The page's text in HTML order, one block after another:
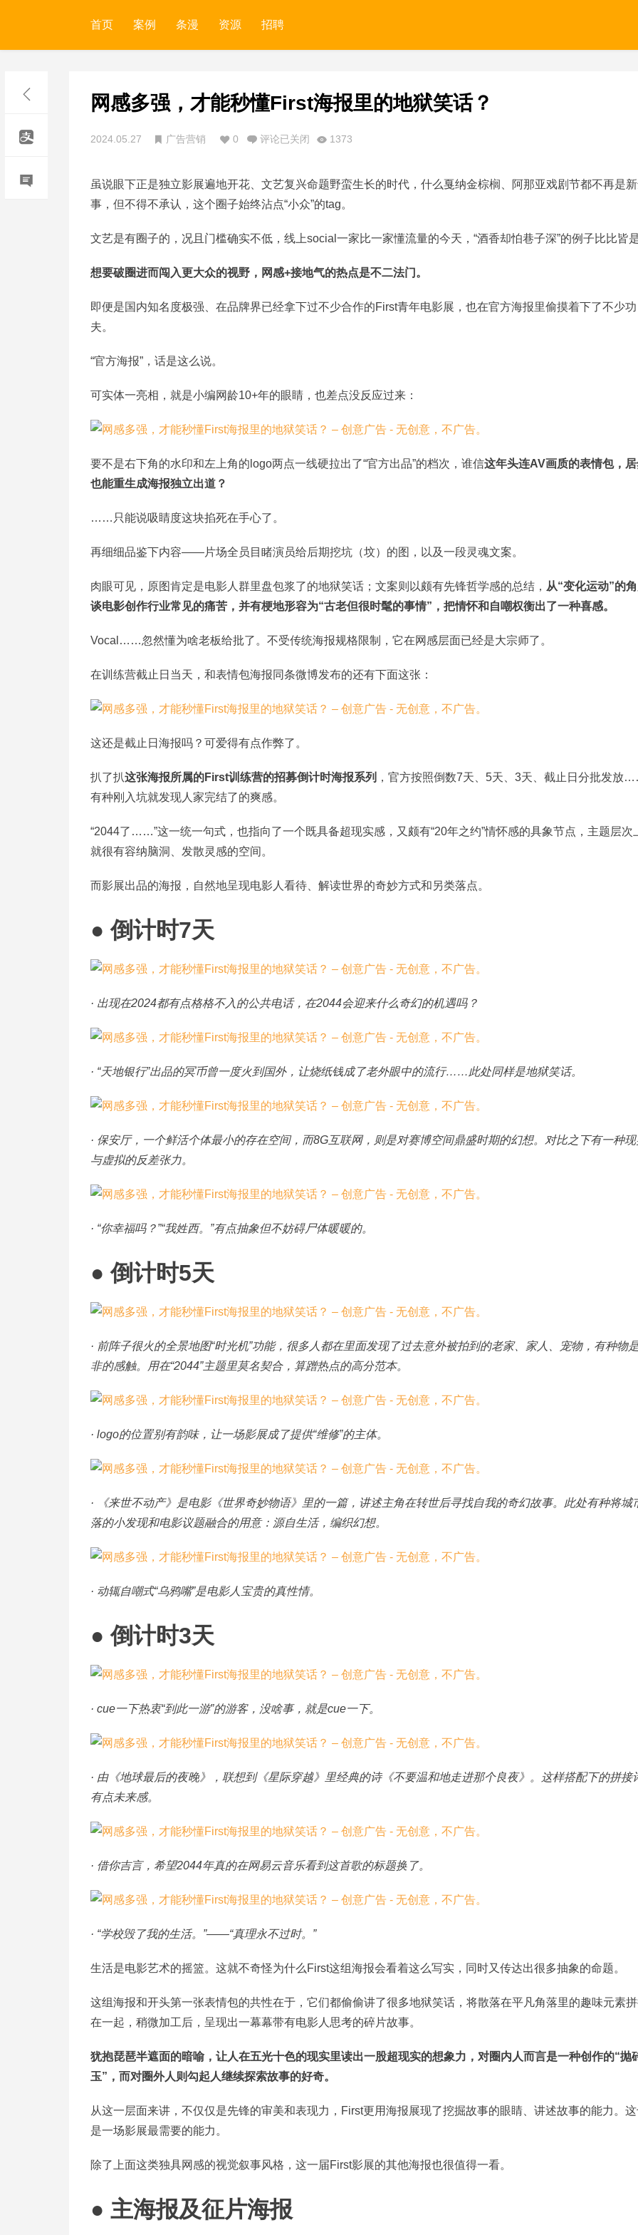
首页 案例 条漫 资源 招聘
网感多强，才能秒懂First海报里的地狱笑话？
2024.05.27 广告营销 0 评论已关闭 1373
虽说眼下正是独立影展遍地开花、文艺复兴命题野蛮生长的时代，什么戛纳金棕榈、阿那亚戏剧节都不再是
事，但不得不承认，这个圈子始终沾点“小众”的tag。
文艺是有圈子的，况且门槛确实不低，线上social一家比一家懂流量的今天，“酒香却怕巷子深”的例子比比皆
想要破圈进而闯入更大众的视野，网感+接地气的热点是不二法门。
即便是国内知名度极强、在品牌界已经拿下过不少合作的First青年电影展，也在官方海报里偷摸着下了不少功
夫。
“官方海报”，话是这么说。
可实体一亮相，就是小编网龄10+年的眼睛，也差点没反应过来：
要不是右下角的水印和左上角的logo两点一线硬拉出了“官方出品”的档次，谁信这年头连AV画质的表情包，
也能重生成海报独立出道？
……只能说吸睛度这块掐死在手心了。
再细细品鉴下内容——片场全员目睹演员给后期挖坑（坟）的图，以及一段灵魂文案。
肉眼可见，原图肯定是电影人群里盘包浆了的地狱笑话；文案则以颇有先锋哲学感的总结， 从“变化运动”的
谈电影创作行业常见的痛苦，并有梗地形容为“古老但很时髦的事情”，把情怀和自嘲权衡出了一种喜感。
Vocal……忽然懂为啥老板给批了。不受传统海报规格限制，它在网感层面已经是大宗师了。
在训练营截止日当天，和表情包海报同条微博发布的还有下面这张：
这还是截止日海报吗？可爱得有点作弊了。
扒了扒这张海报所属的First训练营的招募倒计时海报系列 ，官方按照倒数7天、5天、3天、截止日分批发放
有种刚入坑就发现人家完结了的爽感。
“2044了……”这一统一句式，也指向了一个既具备超现实感，又颇有“20年之约”情怀感的具象节点，主题层次
就很有容纳脑洞、发散灵感的空间。
而影展出品的海报，自然地呈现电影人看待、解读世界的奇妙方式和另类落点。
● 倒计时7天
· 出现在2024都有点格格不入的公共电话，在2044会迎来什么奇幻的机遇吗？
· “天地银行”出品的冥币曾一度火到国外，让烧纸钱成了老外眼中的流行……此处同样是地狱笑话。
· 保安厅，一个鲜活个体最小的存在空间，而8G互联网，则是对赛博空间鼎盛时期的幻想。对比之下有一种现
与虚拟的反差张力。
· “你幸福吗？”“我姓西。”有点抽象但不妨碍尸体暖暖的。
● 倒计时5天
· 前阵子很火的全景地图“时光机”功能，很多人都在里面发现了过去意外被拍到的老家、家人、宠物，有种物
非的感触。用在“2044”主题里莫名契合，算蹭热点的高分范本。
· logo的位置别有韵味，让一场影展成了提供“维修”的主体。
· 《来世不动产》是电影《世界奇妙物语》里的一篇，讲述主角在转世后寻找自我的奇幻故事。此处有种将城
落的小发现和电影议题融合的用意：源自生活，编织幻想。
· 动辄自嘲式“乌鸦嘴”是电影人宝贵的真性情。
● 倒计时3天
· cue一下热衷“到此一游”的游客，没啥事，就是cue一下。
· 由《地球最后的夜晚》，联想到《星际穿越》里经典的诗《不要温和地走进那个良夜》。这样搭配下的拼接
有点未来感。
· 借你吉言，希望2044年真的在网易云音乐看到这首歌的标题换了。
· “学校毁了我的生活。”——“真理永不过时。”
生活是电影艺术的摇篮。这就不奇怪为什么First这组海报会看着这么写实，同时又传达出很多抽象的命题。
这组海报和开头第一张表情包的共性在于，它们都偷偷讲了很多地狱笑话，将散落在平凡角落里的趣味元素
在一起，稍微加工后，呈现出一幕幕带有电影人思考的碎片故事。
犹抱琵琶半遮面的暗喻，让人在五光十色的现实里读出一股超现实的想象力，对圈内人而言是一种创作的“抛
玉”，而对圈外人则勾起人继续探索故事的好奇。
从这一层面来讲，不仅仅是先锋的审美和表现力，First更用海报展现了挖掘故事的眼睛、讲述故事的能力。
是一场影展最需要的能力。
除了上面这类独具网感的视觉叙事风格，这一届First影展的其他海报也很值得一看。
● 主海报及征片海报